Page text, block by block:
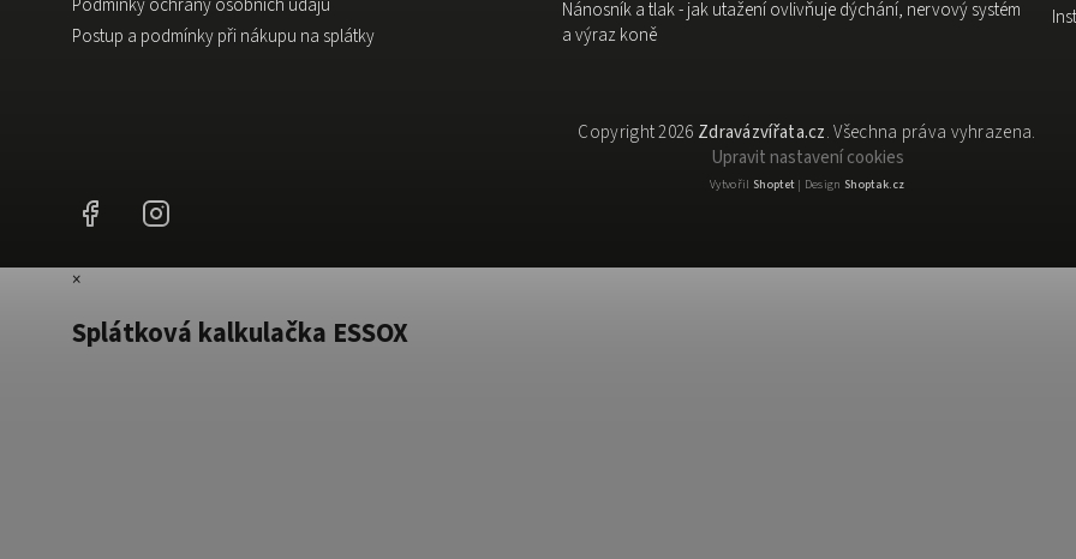
Podmínky ochrany osobních údajů
Postup a podmínky při nákupu na splátky
Nánosník a tlak - jak utažení ovlivňuje dýchání, nervový systém
a výraz koně
Copyright 2026 Zdravázvířata.cz. Všechna práva vyhrazena.
Upravit nastavení cookies
Vytvořil Shoptet| Design Shoptak.cz
Facebook
×
Splátková kalkulačka ESSOX